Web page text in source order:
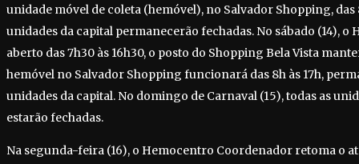
unidade móvel de coleta (hemóvel), no Salvador Shopping, das
unidades da capital permanecerão fechadas. No sábado (14),
aberto das 7h30 às 16h30, o posto do Shopping Bela Vista
hemóvel no Salvador Shopping funcionará das 8h às 17h,
unidades da capital. No domingo de Carnaval (15), todas as
estarão fechadas.
Na segunda-feira (16), o Hemocentro Coordenador retoma o